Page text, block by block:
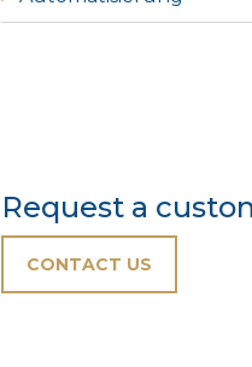
Request a
CONTACT US